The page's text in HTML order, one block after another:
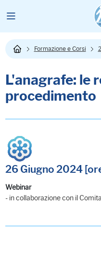
Formazione e Corsi
L'anagrafe: le
procedimento
26 Giugno 2024
Webinar
- in collaborazione con il